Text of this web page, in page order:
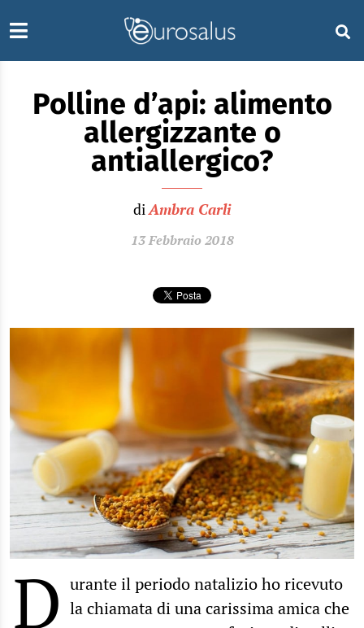
Polline d’api: alimento
allergizzante o
antiallergico?
diAmbra Carli
13 Febbraio 2018
D urante il periodo natalizio ho ricevuto
la chiamata di una carissima amica che